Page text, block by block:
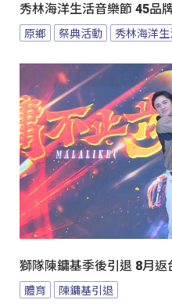
秀林海洋生活音樂節 45品
原鄉 祭典活動 秀林海洋
獅隊陳鏞基季後引退 8月返
體育 陳鏞基引退